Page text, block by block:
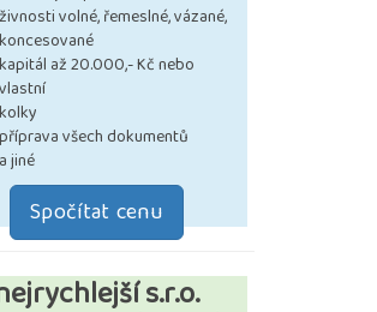
živnosti volné, řemeslné, vázané,
koncesované
kapitál až 20.000,- Kč nebo
vlastní
kolky
příprava všech dokumentů
a jiné
Spočítat cenu
s.r.o.